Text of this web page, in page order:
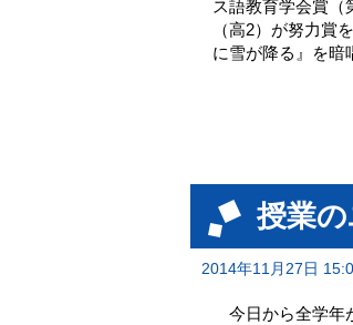
ス語教育学会賞（
（高2）が努力
に雪が降る』を暗
授業
2014年11月27日
今日から全学年